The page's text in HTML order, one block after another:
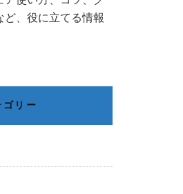
ど、役に立てる情報
ゴリー